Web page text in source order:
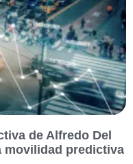
de Alfredo Del
movilidad predictiva